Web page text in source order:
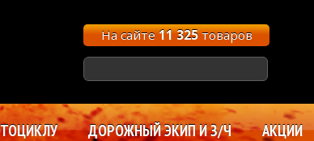
На сайте11 325товаров
ДОРОЖНЫЙ ЭКИП И З/Ч АКЦИИ